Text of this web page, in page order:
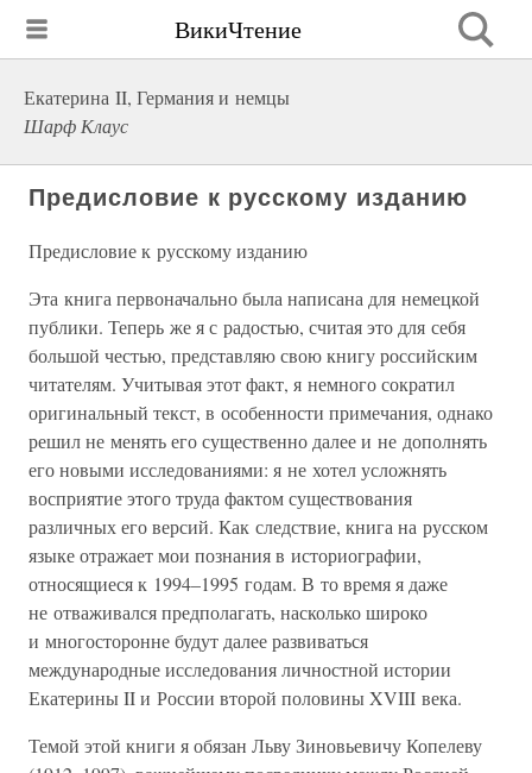
ВикиЧтение
Екатерина II, Германия и немцы
Шарф Клаус
Предисловие к русскому изданию
Предисловие к русскому изданию
Эта книга первоначально была написана для немецкой
публики. Теперь же я с радостью, считая это для себя
большой честью, представляю свою книгу российским
читателям. Учитывая этот факт, я немного сократил
оригинальный текст, в особенности примечания, однако
решил не менять его существенно далее и не дополнять
его новыми исследованиями: я не хотел усложнять
восприятие этого труда фактом существования
различных его версий. Как следствие, книга на русском
языке отражает мои познания в историографии,
относящиеся к 1994–1995 годам. В то время я даже
не отваживался предполагать, насколько широко
и многосторонне будут далее развиваться
международные исследования личностной истории
Екатерины II и России второй половины XVIII века.
Темой этой книги я обязан Льву Зиновьевичу Копелеву